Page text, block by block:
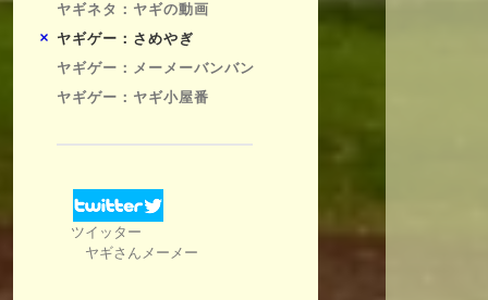
ヤギネタ：ヤギの動画
ヤギゲー：さめやぎ
ヤギゲー：メーメーバンバン
ヤギゲー：ヤギ小屋番
ツイッター
ヤギさんメーメー